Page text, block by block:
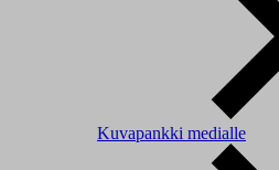
Kuvapankki medialle